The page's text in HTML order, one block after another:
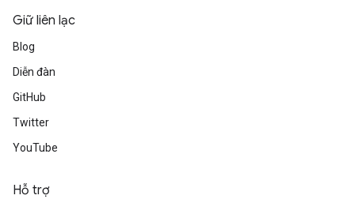
Giữ liên lạc
Blog
Diễn đàn
GitHub
Twitter
YouTube
Hỗ trợ